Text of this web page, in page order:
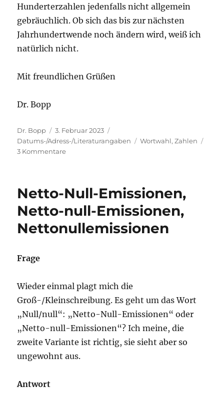
Hunderterzahlen jedenfalls nicht allgemein
gebräuchlich. Ob sich das bis zur nächsten
Jahrhundertwende noch ändern wird, weiß ich
natürlich nicht.
Mit freundlichen Grüßen
Dr. Bopp
Autor
Dr. Bopp
Veröffentlicht
am
3. Februar 2023
Datums-/Adress-/Literaturangaben
Schlagwörter
Wortwahl,Zahlen
3 Kommentarezu
(zweitausendeinhundert
einundzwanzighundert?)
Netto-Null-Emissionen,
Netto-null-Emissionen,
Nettonullemissionen
Frage
Wieder einmal plagt mich die
Groß-/Kleinschreibung. Es geht um das Wort
„Null/null“: „Netto-Null-Emissionen“ oder
„Netto-null-Emissionen“? Ich meine, die
zweite Variante ist richtig, sie sieht aber so
ungewohnt aus.
Antwort